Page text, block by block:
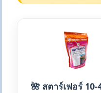
🌺 สตาร์เฟอร์ 10-